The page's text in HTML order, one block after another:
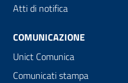
Atti di notifica
COMUNICAZIONE
Unict Comunica
Comunicati stampa